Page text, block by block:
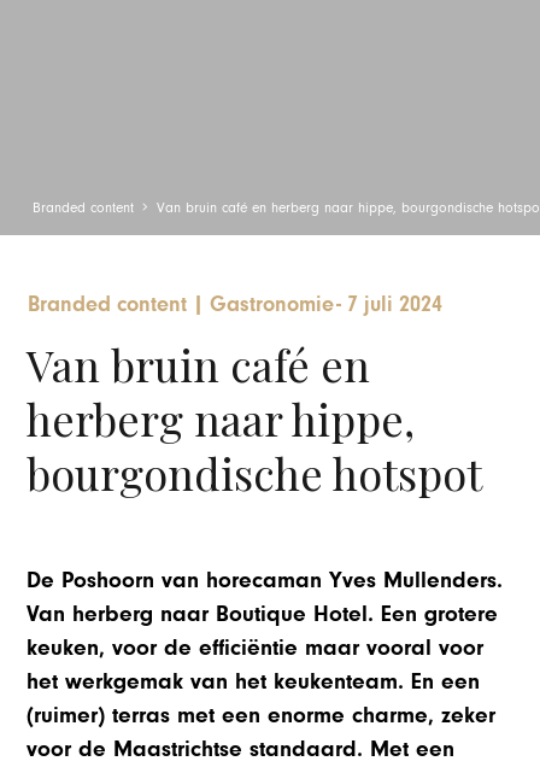
Branded content Van bruin café en herberg naar hippe, bourgondische
Branded content Gastronomie- 7 juli 2024
Van bruin café en
herberg naar hippe,
bourgondische hotspot
De Poshoorn van horecaman Yves Mullenders.
Van herberg naar Boutique Hotel. Een grotere
keuken, voor de efficiëntie maar vooral voor
het werkgemak van het keukenteam. En een
(ruimer) terras met een enorme charme, zeker
voor de Maastrichtse standaard. Met een